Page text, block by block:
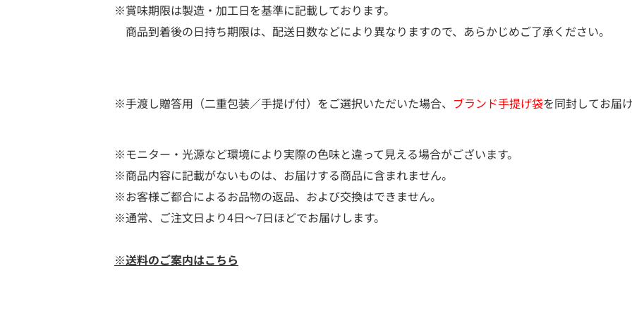
※賞味期限は製造・加工日を基準に記載しております。
商品到着後の日持ち期限は、配送日数などにより異なりますので、あらかじめご了承ください。
※手渡し贈答用（二重包装／手提げ付）をご選択いただいた場合、 ブランド手提げ袋を同封してお届
※モニター・光源など環境により実際の色味と違って見える場合がございます。
※商品内容に記載がないものは、お届けする商品に含まれません。
※お客様ご都合によるお品物の返品、および交換はできません。
※通常、ご注文日より4日～7日ほどでお届けします。
※送料のご案内はこちら